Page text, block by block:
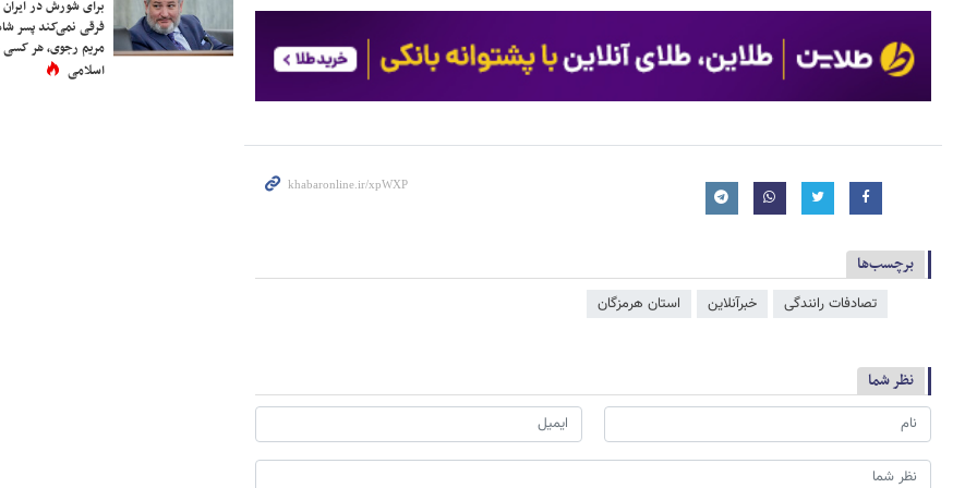
برچسب‌ها
تصادفات رانندگی خبرآنلاین استان هرمزگان
نظر شما
برای شورش در
فرقی نمی‌کند پسر
مریم رجوی، هر
اسلامی